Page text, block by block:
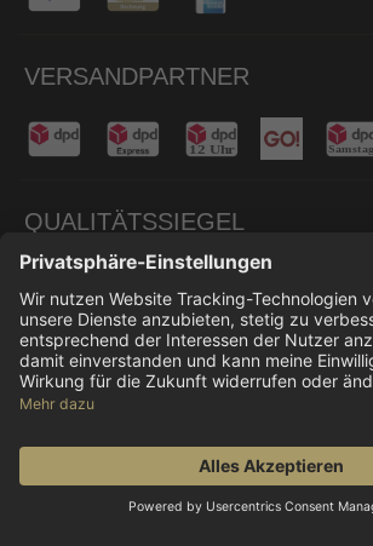
VERSANDPARTNER
QUALITÄTSSIEGEL
Alle Preise inkl. gesetzl.
Versandkostenund ggf.
nicht anders